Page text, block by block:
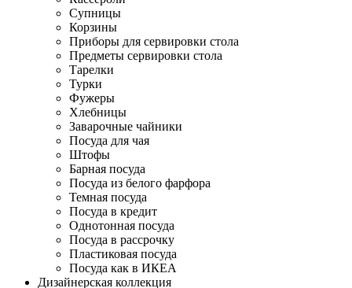
Супницы
Корзины
Приборы для сервировки стола
Предметы сервировки стола
Тарелки
Турки
Фужеры
Хлебницы
Заварочные чайники
Посуда для чая
Штофы
Барная посуда
Посуда из белого фарфора
Темная посуда
Посуда в кредит
Однотонная посуда
Посуда в рассрочку
Пластиковая посуда
Посуда как в ИКЕА
Дизайнерская коллекция